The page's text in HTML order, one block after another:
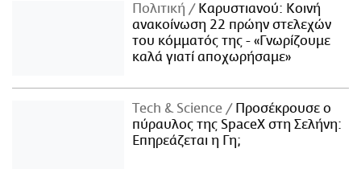
Πολιτική
Καρυστιανού: Κοινή
ανακοίνωση 22 πρώην στελεχών
του κόμματός της - «Γνωρίζουμε
καλά γιατί αποχωρήσαμε»
Τech & Science
Προσέκρουσε ο
πύραυλος της SpaceX στη Σελήνη:
Επηρεάζεται η Γη;